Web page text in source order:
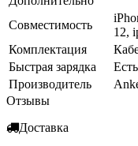
Совместимость
12,
Комплектация
Быстрая зарядка
Есть
Производитель
Отзывы
Доставка